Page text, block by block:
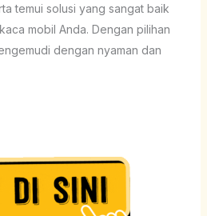
temui solusi yang sangat baik
mobil Anda. Dengan pilihan
dengan nyaman dan